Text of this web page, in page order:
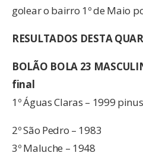
golear o bairro 1º de Maio
RESULTADOS DESTA
BOLÃO BOLA 23
final
1º Águas Claras – 1999 pinus
2º São Pedro – 1983
3º Maluche – 1948